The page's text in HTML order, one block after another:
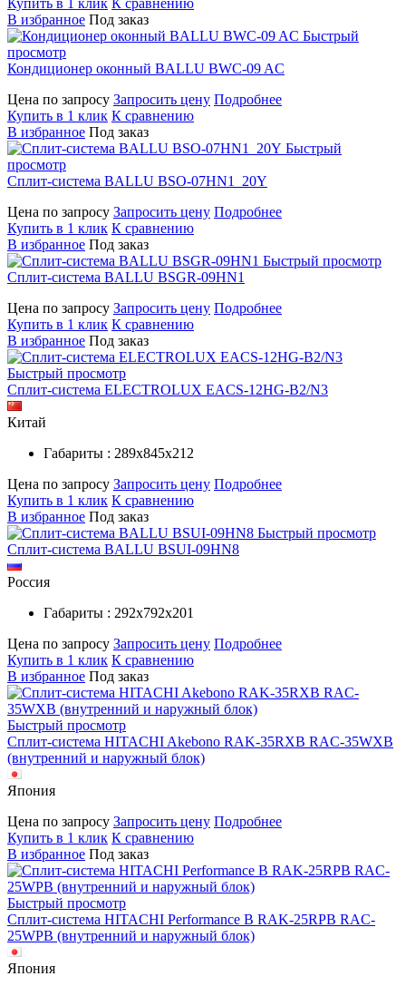
В избранное Под заказ
Быстрый
просмотр
Кондиционер оконный BALLU BWC-09 AC
Цена по запросу Запросить цену Подробнее
Купить в 1 клик К сравнению
В избранное Под заказ
Быстрый
просмотр
Сплит-система BALLU BSO-07HN1_20Y
Цена по запросу Запросить цену Подробнее
Купить в 1 клик К сравнению
В избранное Под заказ
Быстрый просмотр
Сплит-система BALLU BSGR-09HN1
Цена по запросу Запросить цену Подробнее
Купить в 1 клик К сравнению
В избранное Под заказ
Быстрый просмотр
Сплит-система ELECTROLUX EACS-12HG-B2/N3
Китай
Габариты : 289х845х212
Цена по запросу Запросить цену Подробнее
Купить в 1 клик К сравнению
В избранное Под заказ
Быстрый просмотр
Сплит-система BALLU BSUI-09HN8
Россия
Габариты : 292х792х201
Цена по запросу Запросить цену Подробнее
Купить в 1 клик К сравнению
В избранное Под заказ
Быстрый просмотр
Сплит-система HITACHI Akebono RAK-35RXB RAC-35WXB
(внутренний и наружный блок)
Япония
Цена по запросу Запросить цену Подробнее
Купить в 1 клик К сравнению
В избранное Под заказ
Быстрый просмотр
Сплит-система HITACHI Performance B RAK-25RPB RAC-
25WPB (внутренний и наружный блок)
Япония